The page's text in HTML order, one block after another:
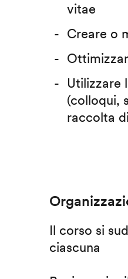
vitae
Creare o
Utilizzare
(colloqui,
raccolta
Il corso si
ciascuna